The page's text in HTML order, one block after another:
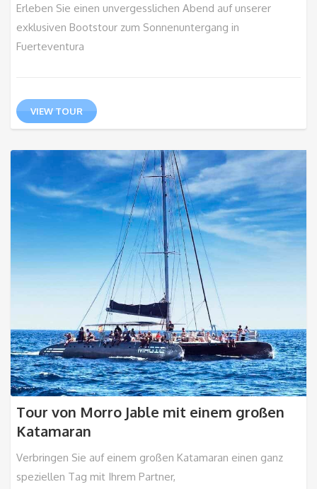
Erleben Sie einen unvergesslichen Abend auf unserer
exklusiven Bootstour zum Sonnenuntergang in
Fuerteventura
VIEW TOUR
Tour von Morro Jable mit einem großen
Katamaran
Verbringen Sie auf einem großen Katamaran einen ganz
speziellen Tag mit Ihrem Partner,